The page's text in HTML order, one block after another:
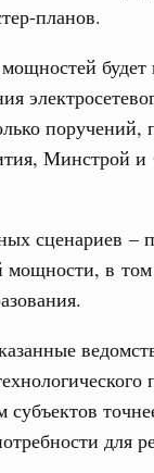
планов.
Минстрой
сценариев –
мощности, в
субъектов
для
технологий
по
и массовый
Некоммерческие